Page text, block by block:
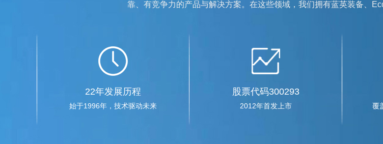
靠、有竞争力的产品与解决方案。在这些领域，我们拥有蓝英装备、
22年发展历程
始于1996年，技术驱动未来
股票代码300293
2012年首发上市 覆
2019
购、
辽